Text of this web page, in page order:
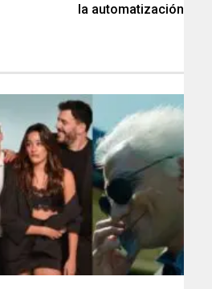
la automatización